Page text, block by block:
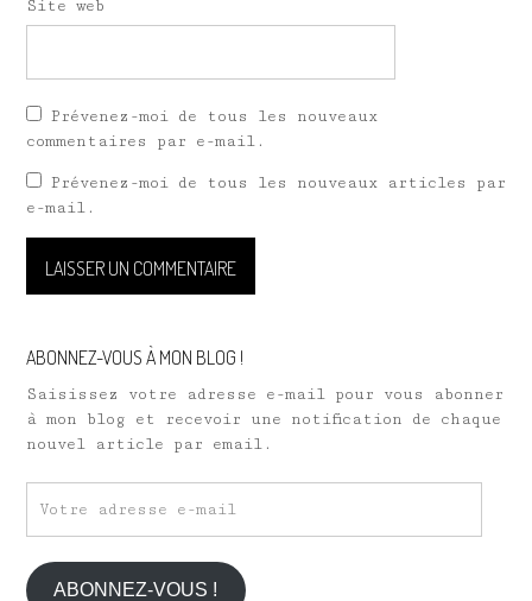
Site web
Prévenez-moi de tous les nouveaux
commentaires par e-mail.
Prévenez-moi de tous les nouveaux articles par
e-mail.
ABONNEZ-VOUS À MON BLOG !
Saisissez votre adresse e-mail pour vous abonner
à mon blog et recevoir une notification de chaque
nouvel article par email.
adresse
e-
mail
ABONNEZ-VOUS !